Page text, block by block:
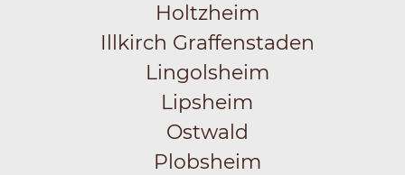
Holtzheim
Illkirch Graffenstaden
Lingolsheim
Lipsheim
Ostwald
Plobsheim